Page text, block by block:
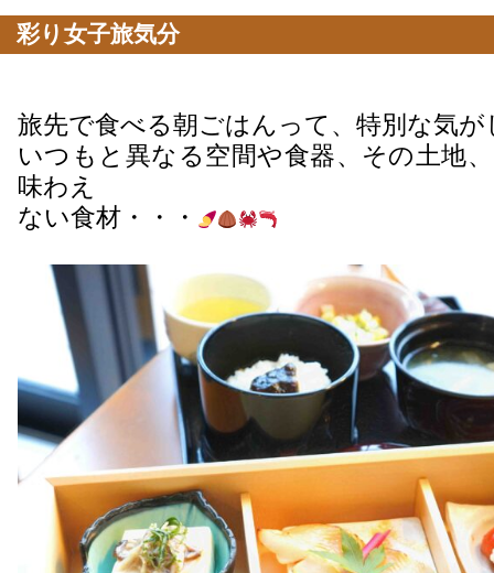
彩り女子旅気分
旅先で食べる朝ごはんって、特別な気
いつもと異なる空間や食器、その土地
味わえ
ない食材・・・